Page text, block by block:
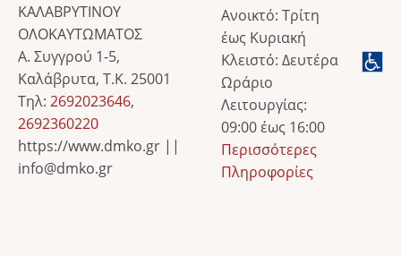
ΚΑΛΑΒΡΥΤΙΝΟΥ
ΟΛΟΚΑΥΤΩΜΑΤΟΣ
Α. Συγγρού 1-5,
Καλάβρυτα, Τ.Κ. 25001
Τηλ: 2692023646,
2692360220
https://www.dmko.gr ||
info@dmko.gr
Ανοικτό: Τρίτη
έως Κυριακή
Κλειστό: Δευτέρα
Ωράριο
Λειτουργίας:
09:00 έως 16:00
Περισσότερες
Πληροφορίες